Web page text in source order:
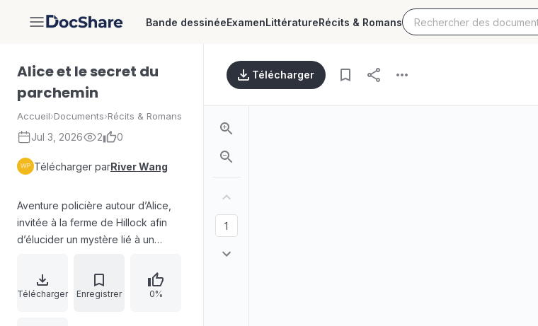
DocShare Bande dessinéeExamenLittératureRécits & Romans
Alice et le secret du
parchemin
Accueil›Documents›Récits & Romans
Jul 3, 2026 2 0
Télécharger parRiver Wang
Aventure policière autour d’Alice,
invitée à la ferme de Hillock afin
d’élucider un mystère lié à un
mystérieuses. Un appel anonyme,
interrompu brutalement, laisse
Télécharger Enregistrer 0%
Télécharger